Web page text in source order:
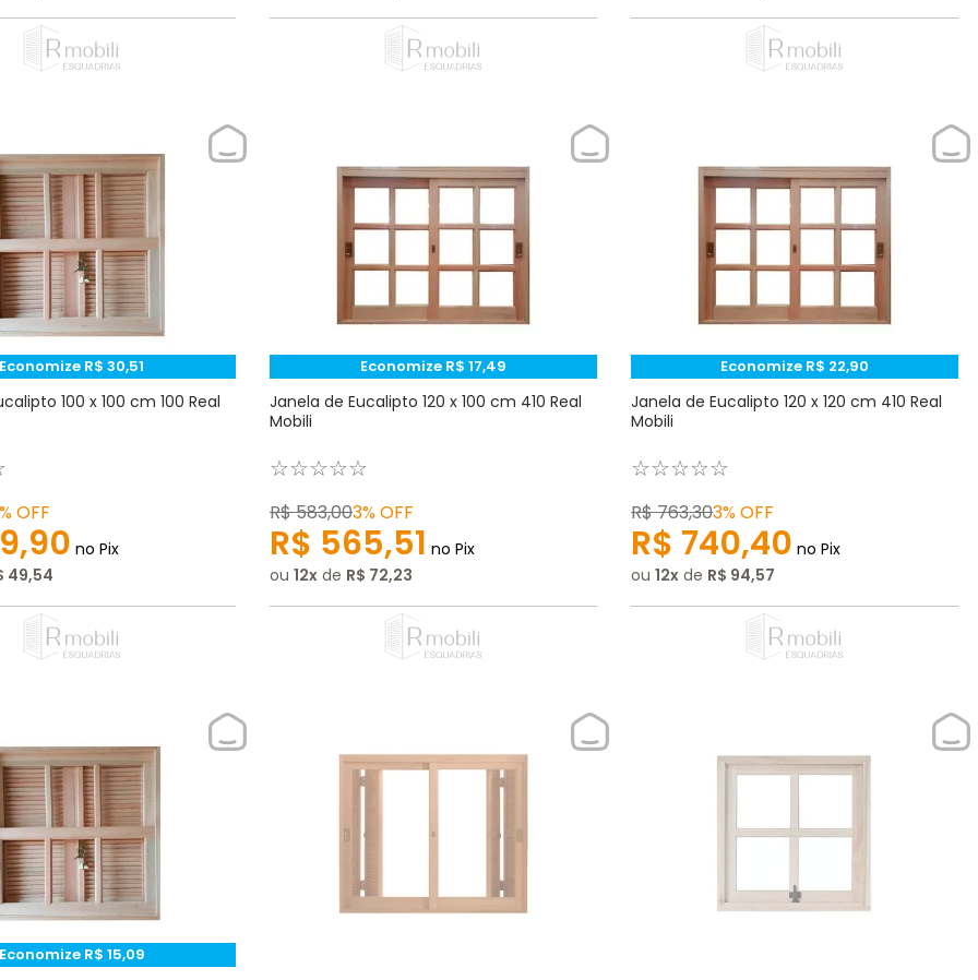
Economize R$ 30,51
100 x 100 cm 100 Real
OFF
,90 no Pix
49,54
Economize R$ 17,49
Janela de Eucalipto 120 x 100 cm 410 Real
Mobili
☆☆☆☆☆
R$583,003%OFF
R$ 565,51 no Pix
ou 12 de R$ 72,23
Economize R$ 22,90
Janela de Eucalipto 120 x 120 cm 410 Real
Mobili
☆☆☆☆☆
R$763,303%OFF
R$ 740,40 no Pix
ou12 de R$ 94,57
R$ 15,09